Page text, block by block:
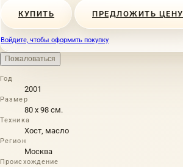
КУПИТЬ ПРЕДЛОЖИТЬ ЦЕНУ
Войдите, чтобы оформить покупку
Пожаловаться
Год
2001
Размер
80 х 98 см.
Техника
Хост, масло
Регион
Москва
Происхождение